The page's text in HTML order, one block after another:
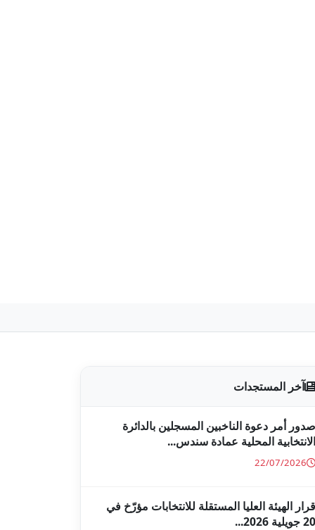
آخر المستجدات
صدور أمر دعوة الناخبين المسجلين بالدائرة
الانتخابية المحلية عمادة سندس...
22/07/2026
قرار الهيئة العليا المستقلة للانتخابات مؤرّخ في
20 جويلية 2026...